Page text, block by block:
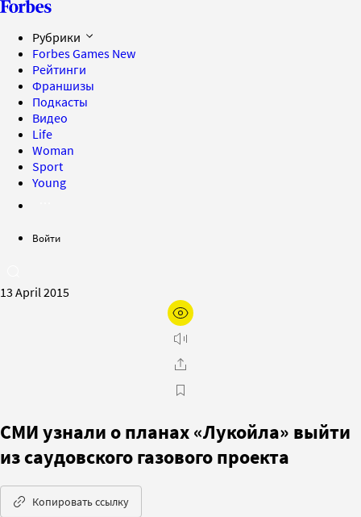
Рубрики
Forbes Games New
Рейтинги
Франшизы
Подкасты
Видео
Life
Woman
Sport
Young
Войти
13 April 2015
СМИ узнали о планах «Лукойла» выйти
из саудовского газового проекта
Копировать ссылку